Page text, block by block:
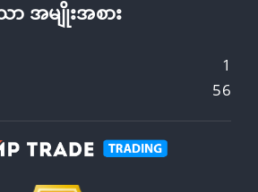
အမျိုးအစား
1
56